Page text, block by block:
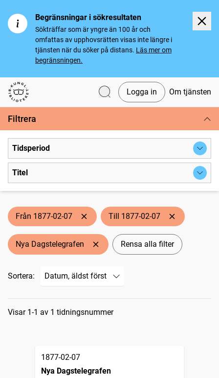
Begränsningar i sökresultaten
Sökträffar som är yngre än 100 år och
omfattas av upphovsrätten visas inte längre i
tjänsten när du söker på distans. Läs mer om
begränsningen.
Svenska tidningar
Logga in Om tjänsten
Filtrera
Tidsperiod
Titel
Från 1877-02-07 Till 1877-02-07
Nya Dagstelegrafen Rensa alla filter
Sortera:
Sökresultat
Visar 1-1 av 1 tidningsnummer
1877-02-07
Nya Dagstelegrafen